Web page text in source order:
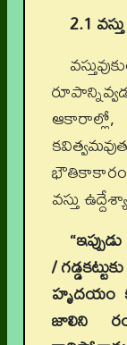
2.1
ఆకారాల్లో,
భౌతికాకారం
వస్తు
/
హృదయం
జాలిని